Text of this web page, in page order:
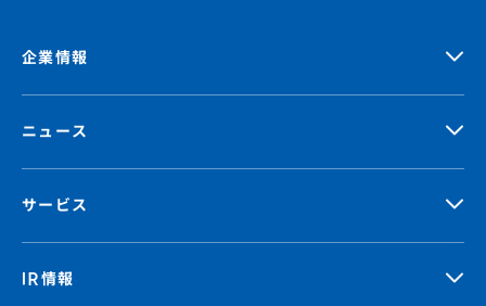
企業情報
ニュース
サービス
IR情報